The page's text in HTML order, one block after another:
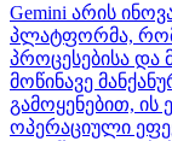
Gemini არის
პლატფორმა,
პროცესებისა და
მოწინავე
გამოყენებით, ის
ოპერაციული